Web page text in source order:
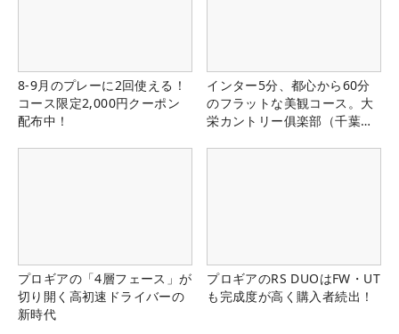
8-9月のプレーに2回使える！
コース限定2,000円クーポン
配布中！
インター5分、都心から60分
のフラットな美観コース。大
栄カントリー俱楽部（千葉
プロギアの「4層フェース」が
切り開く高初速ドライバーの
新時代
プロギアのRS DUOはFW・UT
も完成度が高く購入者続出！